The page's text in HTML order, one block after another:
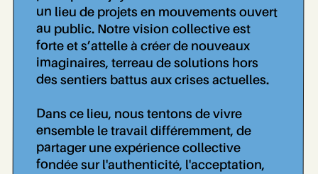
un lieu de projets en mouvements ouvert
au public. Notre vision collective est
forte et s’attelle à créer de nouveaux
imaginaires, terreau de solutions hors
des sentiers battus aux crises actuelles.
Dans ce lieu, nous tentons de vivre
ensemble le travail différemment, de
partager une expérience collective
fondée sur l'authenticité, l'acceptation,